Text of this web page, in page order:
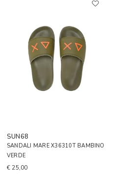
SUN68
SANDALI MARE X36310T BAMBINO
VERDE
€ 25,00